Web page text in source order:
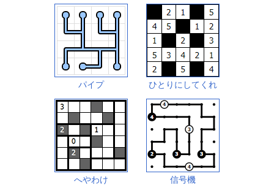
パイプ ひとりにしてくれ
へやわけ 信号機